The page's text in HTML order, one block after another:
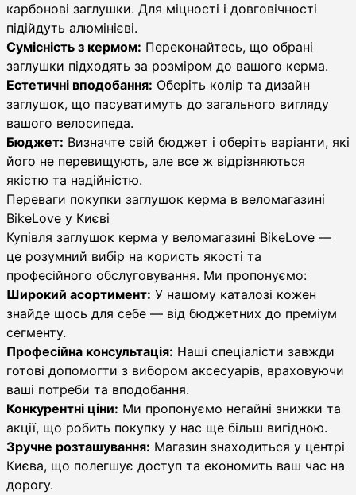
карбонові заглушки. Для міцності і довговічності
підійдуть алюмінієві.
Сумісність з кермом: Переконайтесь, що обрані
заглушки підходять за розміром до вашого керма.
Естетичні вподобання: Оберіть колір та дизайн
заглушок, що пасуватимуть до загального вигляду
вашого велосипеда.
Бюджет: Визначте свій бюджет і оберіть варіанти, які
його не перевищують, але все ж відрізняються
якістю та надійністю.
Переваги покупки заглушок керма в веломагазині
BikeLove у Києві
Купівля заглушок керма у веломагазині BikeLove —
це розумний вибір на користь якості та
професійного обслуговування. Ми пропонуємо:
Широкий асортимент: У нашому каталозі кожен
знайде щось для себе — від бюджетних до преміум
сегменту.
Професійна консультація: Наші спеціалісти завжди
готові допомогти з вибором аксесуарів, враховуючи
ваші потреби та вподобання.
Конкурентні ціни: Ми пропонуємо негайні знижки та
акції, що робить покупку у нас ще більш вигідною.
Зручне розташування: Магазин знаходиться у центрі
Києва, що полегшує доступ та економить ваш час на
дорогу.